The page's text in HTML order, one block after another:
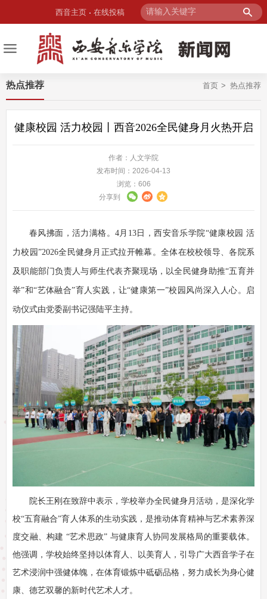
西音主页 在线投稿
首页 热点推荐
热点推荐
健康校园 活力校园丨西音2026全民健身月火热开启
作者：人文学院
发布时间：2026-04-13
浏览： 606
分享到
春风拂面，活力满格。4月13日，西安音乐学院“健康校园 活
力校园”2026全民健身月正式拉开帷幕。全体在校校领导、各院系
及职能部门负责人与师生代表齐聚现场，以全民健身助推“五育并
举”和“艺体融合”育人实践，让“健康第一”校园风尚深入人心。启
动仪式由党委副书记强陆平主持。
院长王刚在致辞中表示，学校举办全民健身月活动，是深化学
校“五育融合”育人体系的生动实践，是推动体育精神与艺术素养深
度交融、构建 “艺术思政” 与健康育人协同发展格局的重要载体。
他强调，学校始终坚持以体育人、以美育人，引导广大西音学子在
艺术浸润中强健体魄，在体育锻炼中砥砺品格，努力成长为身心健
康、德艺双馨的新时代艺术人才。